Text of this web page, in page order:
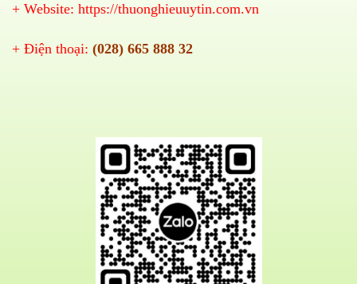
+ Website: https://thuonghieuuytin.com.vn
+ Điện thoại: (028) 665 888 32